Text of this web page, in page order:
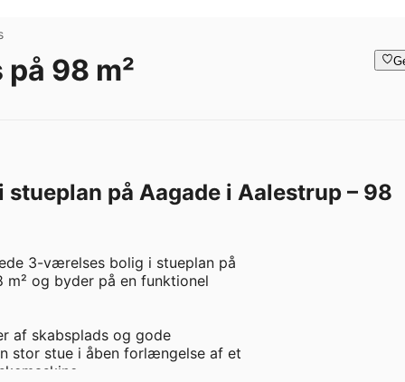
98 m²
på Aagade i Aalestrup – 98
3-værelses bolig i stueplan på
og byder på en funktionel
af skabsplads og gode
stor stue i åben forlængelse af et